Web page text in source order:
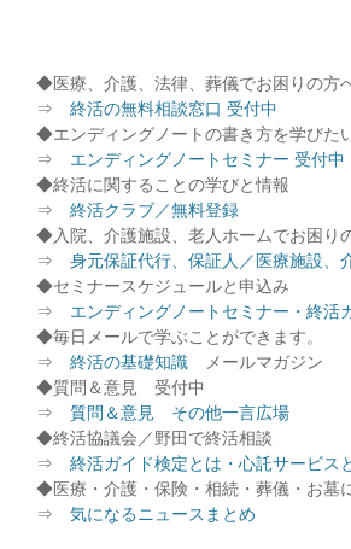
◆医療、介護、法律、葬儀でお困りの方
⇒ 終活の無料相談窓口 受付中
◆エンディングノートの書き方を学びた
⇒ エンディングノートセミナー 受付中
◆終活に関することの学びと情報
⇒ 終活クラブ／無料登録
◆入院、介護施設、老人ホームでお困り
⇒ 身元保証代行、保証人／医療施設、
◆セミナースケジュールと申込み
⇒ エンディングノートセミナー・終活
◆毎日メールで学ぶことができます。
⇒ 終活の基礎知識 メールマガジン
◆質問＆意見 受付中
⇒ 質問＆意見 その他一言広場
◆終活協議会／野田で終活相談
⇒ 終活ガイド検定とは・心託サービス
◆医療・介護・保険・相続・葬儀・お墓
⇒ 気になるニュースまとめ